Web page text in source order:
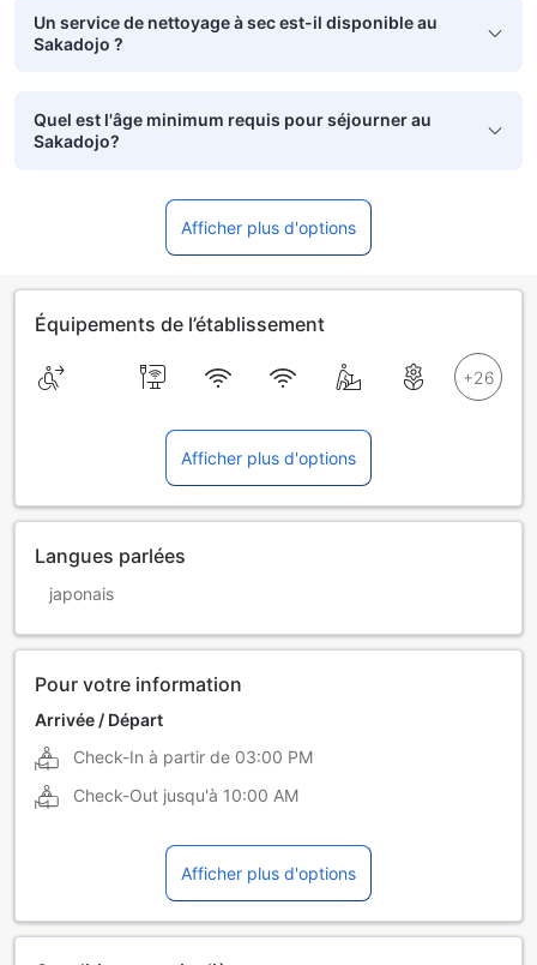
Un service de nettoyage à sec est-il disponible au
Sakadojo ?
Quel est l'âge minimum requis pour séjourner au
Sakadojo?
Afficher plus d'options
Équipements de l’établissement
Afficher plus d'options
Langues parlées
japonais
Pour votre information
Arrivée / Départ
Check-In à partir de 03:00 PM
Check-Out jusqu'à 10:00 AM
Afficher plus d'options